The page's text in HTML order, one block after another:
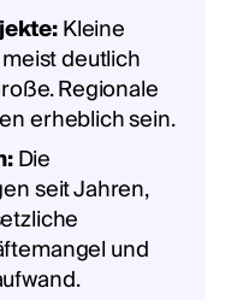
Kleine
deutlich
Regionale
erheblich sein.
Die
seit Jahren,
und